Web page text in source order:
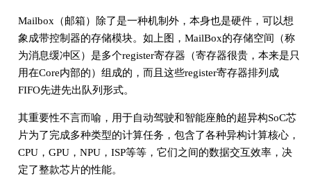
Mailbox（邮箱）除了是一种机制外，本身也是硬件，可以想
象成带控制器的存储模块。如上图，MailBox的存储空间（称
为消息缓冲区）是多个register寄存器（寄存器很贵，本来是只
用在Core内部的）组成的，而且这些register寄存器排列成
FIFO先进先出队列形式。
其重要性不言而喻，用于自动驾驶和智能座舱的超异构SoC芯
片为了完成多种类型的计算任务，包含了各种异构计算核心，
CPU，GPU，NPU，ISP等等，它们之间的数据交互效率，决
定了整款芯片的性能。